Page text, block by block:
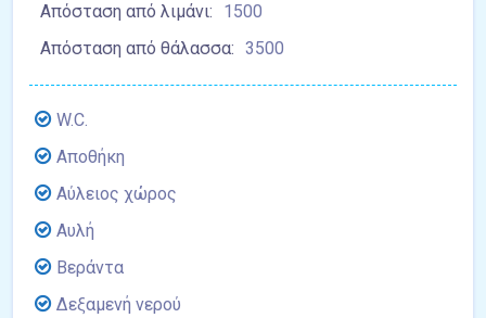
Απόσταση από λιμάνι:
1500
Απόσταση από θάλασσα: 3500
W.C.
Αποθήκη
Αύλειος χώρος
Αυλή
Βεράντα
Δεξαμενή νερού